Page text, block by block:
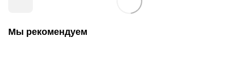
Мы рекомендуем